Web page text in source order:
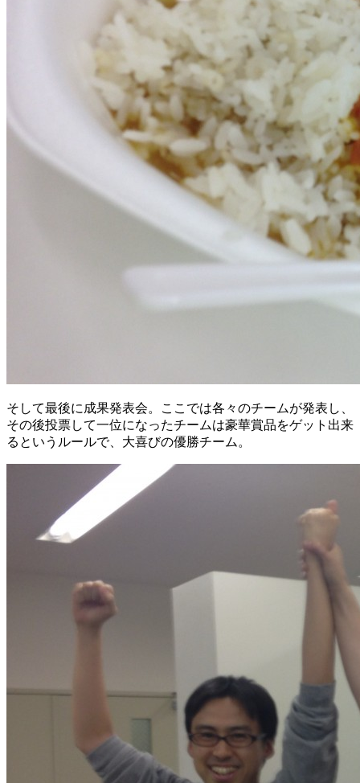
そして最後に成果発表会。ここでは各々のチームが発表し、
その後投票して一位になったチームは豪華賞品をゲット出来
るというルールで、大喜びの優勝チーム。